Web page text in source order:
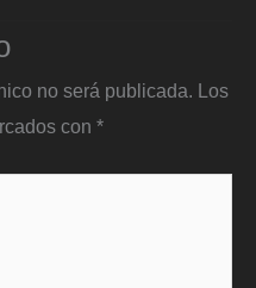
no será publicada.
Los
con *